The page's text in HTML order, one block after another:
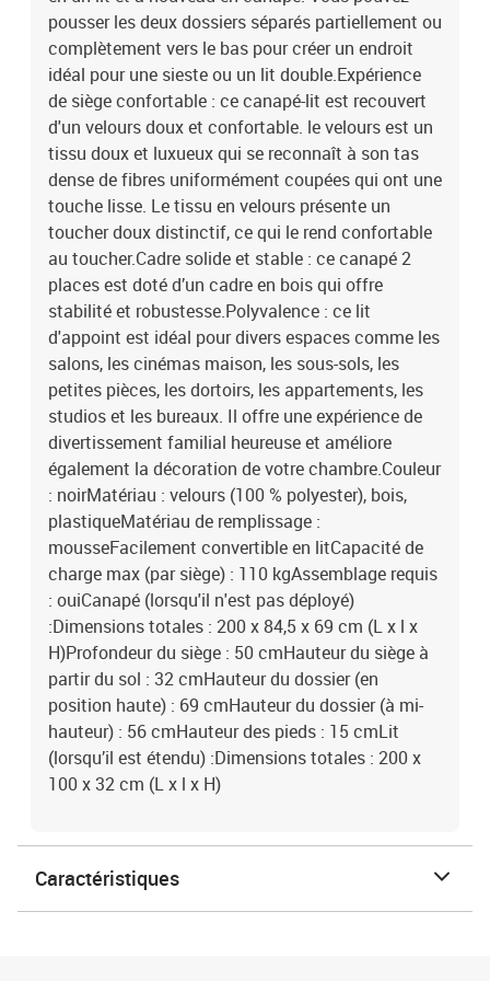
pousser les deux dossiers séparés partiellement ou
complètement vers le bas pour créer un endroit
idéal pour une sieste ou un lit double.Expérience
de siège confortable : ce canapé-lit est recouvert
d'un velours doux et confortable. le velours est un
tissu doux et luxueux qui se reconnaît à son tas
dense de fibres uniformément coupées qui ont une
touche lisse. Le tissu en velours présente un
toucher doux distinctif, ce qui le rend confortable
au toucher.Cadre solide et stable : ce canapé 2
places est doté d’un cadre en bois qui offre
stabilité et robustesse.Polyvalence : ce lit
d'appoint est idéal pour divers espaces comme les
salons, les cinémas maison, les sous-sols, les
petites pièces, les dortoirs, les appartements, les
studios et les bureaux. Il offre une expérience de
divertissement familial heureuse et améliore
également la décoration de votre chambre.Couleur
: noirMatériau : velours (100 % polyester), bois,
plastiqueMatériau de remplissage :
mousseFacilement convertible en litCapacité de
charge max (par siège) : 110 kgAssemblage requis
: ouiCanapé (lorsqu'il n'est pas déployé)
:Dimensions totales : 200 x 84,5 x 69 cm (L x l x
H)Profondeur du siège : 50 cmHauteur du siège à
partir du sol : 32 cmHauteur du dossier (en
position haute) : 69 cmHauteur du dossier (à mi-
hauteur) : 56 cmHauteur des pieds : 15 cmLit
(lorsqu’il est étendu) :Dimensions totales : 200 x
100 x 32 cm (L x l x H)
Caractéristiques